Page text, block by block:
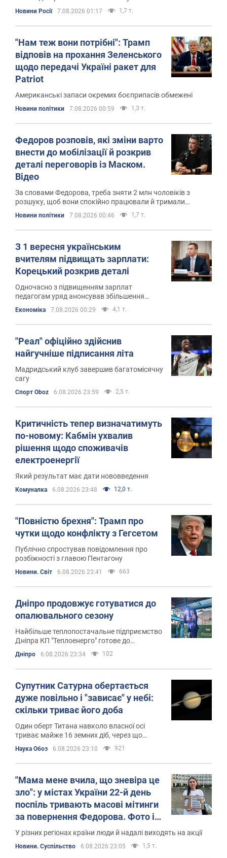
мирних переговорів
Новини Росії 7.08.2026 01:17 1,7 т.
"Нам теж вони потрібні": Трамп
відповів на прохання Зеленського
щодо передачі Україні ракет для
Patriot
Американські запаси окремих боєприпасів обмежені
Новини політики 7.08.2026 00:59 1,3 т.
Федоров розповів, які зміни варто
внести до мобілізації й розкрив
деталі переговорів із Маском.
Відео
За словами Федорова, треба зняти 2 млн чоловіків з
розшуку, щоб вони спокійно працювали й тримали
Новини політики 7.08.2026 00:46 1,7 т.
З 1 вересня українським
вчителям підвищать зарплати:
Корецький розкрив деталі
Одночасно з підвищенням зарплат
педагогам уряд анонсував збільшення
студентських стипендій
Економіка 7.08.2026 00:29 4,1 т.
"Реал" офіційно здійснив
найгучніше підписання літа
Мадридський клуб завершив багатомісячну
сагу
Спорт Oboz 6.08.2026 23:59 2,5 т.
Критичність тепер визначатимуть
по-новому: Кабмін ухвалив
рішення щодо споживачів
електроенергії
Який результат має дати нововведення
Комуналка 6.08.2026 23:48 12,0 т.
"Повністю брехня": Трамп про
чутки щодо конфлікту з Гегсетом
Публічно спростував повідомлення про
розбіжності з главою Пентагону
Новини. Світ 6.08.2026 23:41 663
Дніпро продовжує готуватися до
опалювального сезону
Найбільше теплопостачальне підприємство
Дніпра КП "Теплоенерго" готове до
опалювального сезону
Дніпро 6.08.2026 23:34 102
Супутник Сатурна обертається
дуже повільно і "зависає" у небі:
скільки триває його доба
Один оберт Титана навколо власної осі
триває майже 16 земних діб, через що
Сатурн для частини його поверхні ніколи не
заходить за горизонт
Наука Обоз 6.08.2026 23:10 921
"Мама мене вчила, що зневіра це
зло": у містах України 22-й день
поспіль тривають масові мітинги
за повернення Федорова. Фото і
відео
У різних регіонах країни люди й надалі виходять на акції
Новини. Суспільство 6.08.2026 23:05 1,5 т.